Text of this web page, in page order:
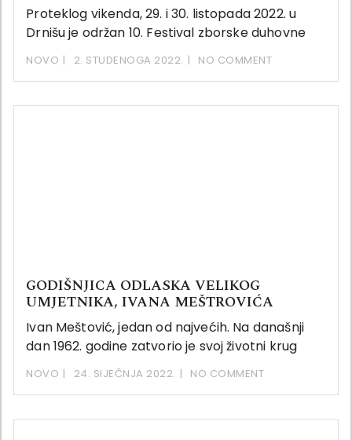
Proteklog vikenda, 29. i 30. listopada 2022. u
Drnišu je održan 10. Festival zborske duhovne
NOVO 2. STUDENOGA 2022. NO COMMENT
GODIŠNJICA ODLASKA VELIKOG
UMJETNIKA, IVANA MEŠTROVIĆA
Ivan Meštović, jedan od najvećih. Na današnji
dan 1962. godine zatvorio je svoj životni krug
NOVO 24. SIJEČNJA 2022. NO COMMENT